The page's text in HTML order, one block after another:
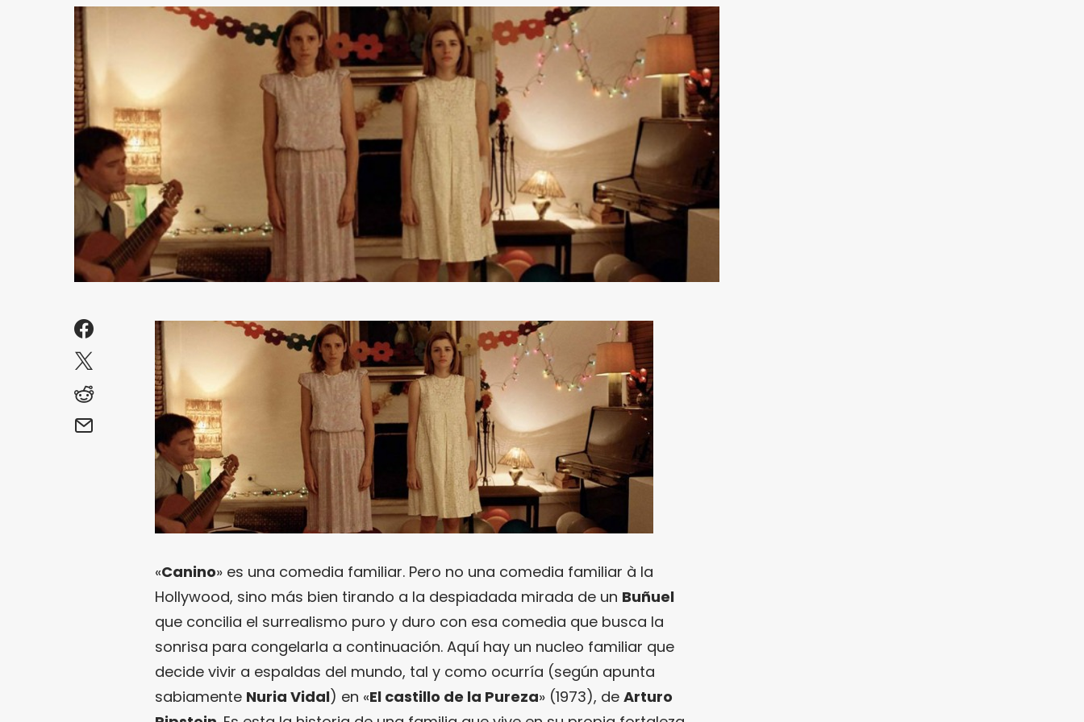
«Canino» es una comedia familiar. Pero no una comedia familiar à la
Hollywood, sino más bien tirando a la despiadada mirada de un Buñuel
que concilia el surrealismo puro y duro con esa comedia que busca la
sonrisa para congelarla a continuación. Aquí hay un nucleo familiar que
decide vivir a espaldas del mundo, tal y como ocurría (según apunta
sabiamente Nuria Vidal) en «El castillo de la Pureza» (1973), de Arturo